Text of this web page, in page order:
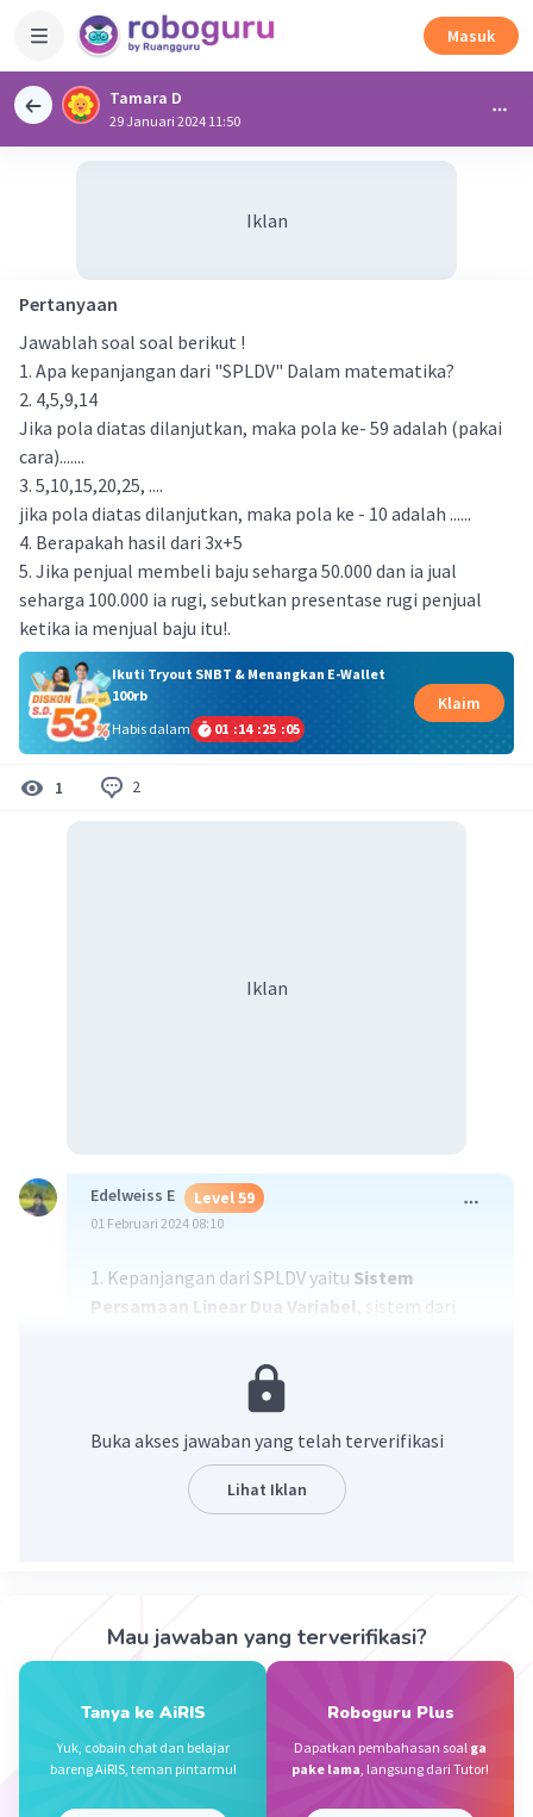
Masuk
Tamara D
29 Januari 2024 11:50
Iklan
Pertanyaan
Jawablah soal soal berikut !
1. Apa kepanjangan dari "SPLDV" Dalam matematika?
2. 4,5,9,14
Jika pola diatas dilanjutkan, maka pola ke- 59 adalah (pakai
cara).......
3. 5,10,15,20,25, ....
jika pola diatas dilanjutkan, maka pola ke - 10 adalah ......
4. Berapakah hasil dari 3x+5
5. Jika penjual membeli baju seharga 50.000 dan ia jual
seharga 100.000 ia rugi, sebutkan presentase rugi penjual
ketika ia menjual baju itu!.
Ikuti Tryout SNBT & Menangkan E-Wallet
100rb
Habis dalam
01 :14 :25 :04
Klaim
1 2
Iklan
Edelweiss E Level 59
01 Februari 2024 08:10
1. Kepanjangan dari SPLDV yaitu Sistem
Persamaan Linear Dua Variabel , sistem dari
Maaf hanya bisa jawab pertanyaan no 1🙏🏻
·5.0
09 Februari 2024 05:04
Nomor 4 tidak jelas pernyataan dan
Buka akses jawaban yang telah terverifikasi
Lihat Iklan
Mau jawaban yang terverifikasi?
Tanya ke AiRIS
Yuk, cobain chat dan belajar
bareng AiRIS, teman pintarmu!
Roboguru Plus
Dapatkan pembahasan soal ga
pake lama, langsung dari Tutor!